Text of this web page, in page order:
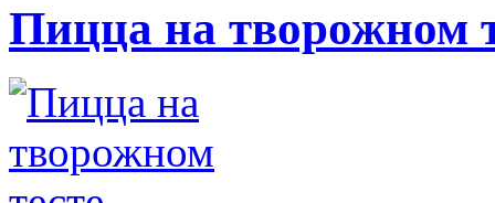
Пицца на творожном